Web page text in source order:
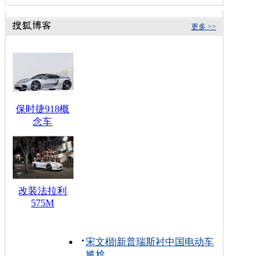
更多 >>
保时捷918概
念车
改装法拉利
575M
宋文楷|新普瑞斯衬中国电动车